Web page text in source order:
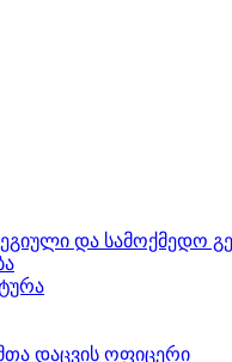
და სამოქმედო
დაცვის ოფიცერი